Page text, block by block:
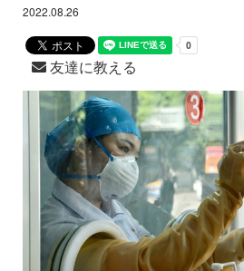
2022.08.26
友達に教える